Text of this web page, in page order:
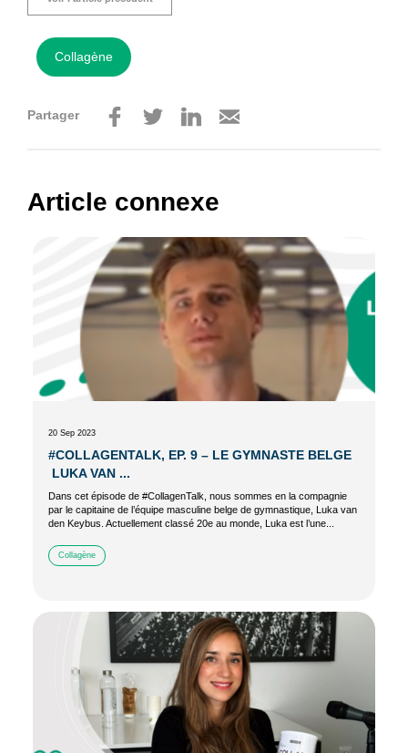
Collagène
Partager
Article connexe
20 Sep 2023
#COLLAGENTALK, EP. 9 – LE GYMNASTE BELGE
LUKA VAN ...
Dans cet épisode de #CollagenTalk, nous sommes en la compagnie
par le capitaine de l’équipe masculine belge de gymnastique, Luka van
den Keybus. Actuellement classé 20e au monde, Luka est l’une...
Collagène